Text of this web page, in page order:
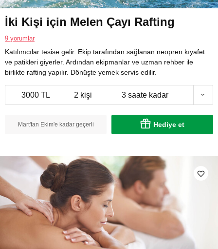
İki Kişi için Melen Çayı Rafting
9 yorumlar
Katılımcılar tesise gelir. Ekip tarafından sağlanan neopren kıyafet
ve patikleri giyerler. Ardından ekipmanlar ve uzman rehber ile
birlikte rafting yapılır. Dönüşte yemek servis edilir.
3000 TL 2 kişi 3 saate kadar
Mart'tan Ekim'e kadar geçerli Hediye et